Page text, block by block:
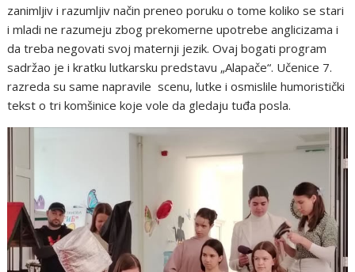
zanimljiv i razumljiv način preneo poruku o tome koliko se stari
i mladi ne razumeju zbog prekomerne upotrebe anglicizama i
da treba negovati svoj maternji jezik. Ovaj bogati program
sadržao je i kratku lutkarsku predstavu „Alapače“. Učenice 7.
razreda su same napravile scenu, lutke i osmislile humoristički
tekst o tri komšinice koje vole da gledaju tuđa posla.